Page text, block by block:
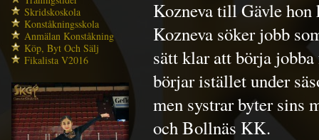
Skridskoskola
Konståkningsskola
Anmälan Konståkning
Köp, Byt Och Sälj
Fikalista V2016
Kozneva till Gävle
Kozneva söker jobb
sätt klar att börja jobba
börjar istället under
men systrar byter sins
och Bollnäs KK.